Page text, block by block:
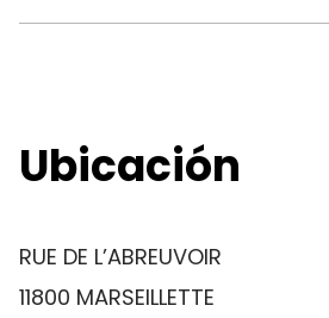
Ubicación
RUE DE L’ABREUVOIR
11800 MARSEILLETTE